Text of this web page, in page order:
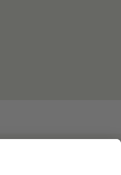
profitez d'une remise de